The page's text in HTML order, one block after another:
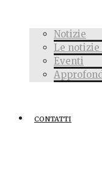
Notizie
Le notizie
Eventi
CONTATTI